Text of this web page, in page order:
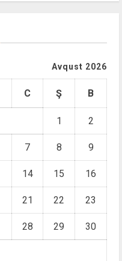
Avqust 2026
C Ş B
1 2
7 8 9
14 15 16
21 22 23
28 29 30